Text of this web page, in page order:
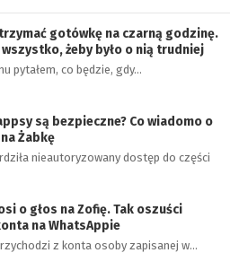
gotówkę na czarną godzinę.
żeby było o nią trudniej
pytałem, co będzie, gdy…
są bezpieczne? Co wiadomo o
Żabkę
nieautoryzowany dostęp do części
o głos na Zofię. Tak oszuści
na WhatsAppie
z konta osoby zapisanej w…